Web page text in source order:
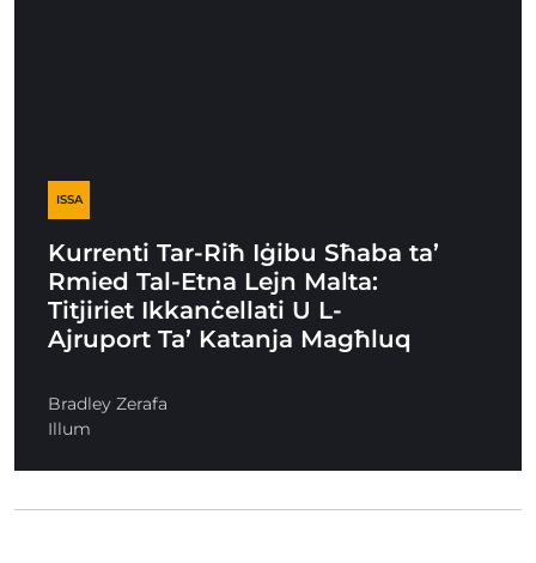
ISSA
Kurrenti Tar-Riħ Iġibu Sħaba ta’
Rmied Tal-Etna Lejn Malta:
Titjiriet Ikkanċellati U L-
Ajruport Ta’ Katanja Magħluq
Bradley Zerafa
Illum